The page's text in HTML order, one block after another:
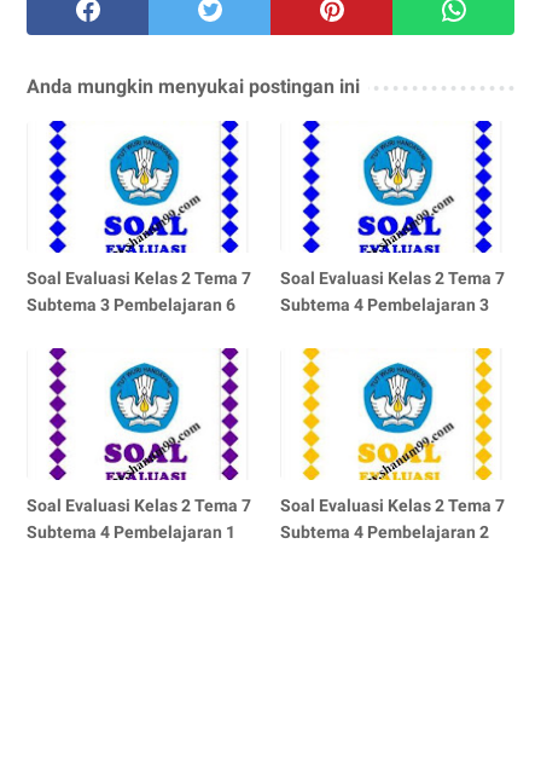
Anda mungkin menyukai postingan ini
Soal Evaluasi Kelas 2 Tema 7
Subtema 3 Pembelajaran 6
Soal Evaluasi Kelas 2 Tema 7
Subtema 4 Pembelajaran 3
Soal Evaluasi Kelas 2 Tema 7
Subtema 4 Pembelajaran 1
Soal Evaluasi Kelas 2 Tema 7
Subtema 4 Pembelajaran 2